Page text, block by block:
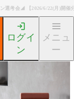
選考会◢ 【2026/6/22(月)開催
ログイ
ン
メニュ
ー
早期選考直結！